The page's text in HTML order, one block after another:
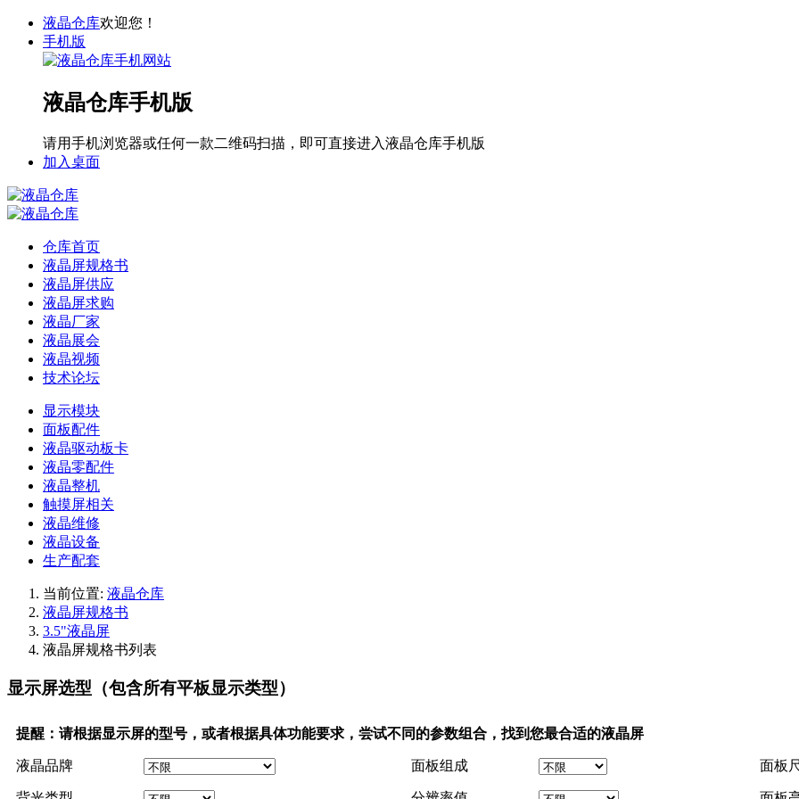
液晶仓库欢迎您！
手机版
液晶仓库手机版
请用手机浏览器或任何一款二维码扫描，即可直接进入液晶仓库手机版
加入桌面
仓库首页
液晶屏规格书
液晶屏供应
液晶屏求购
液晶厂家
液晶展会
液晶视频
技术论坛
显示模块
面板配件
液晶驱动板卡
液晶零配件
液晶整机
触摸屏相关
液晶维修
液晶设备
生产配套
当前位置: 液晶仓库
液晶屏规格书
3.5"液晶屏
液晶屏规格书列表
显示屏选型（包含所有平板显示类型）
提醒：请根据显示屏的型号，或者根据具体功能要求，尝试不同的参数组合，找到您最合适的液晶屏
液晶品牌 面板组成 面板